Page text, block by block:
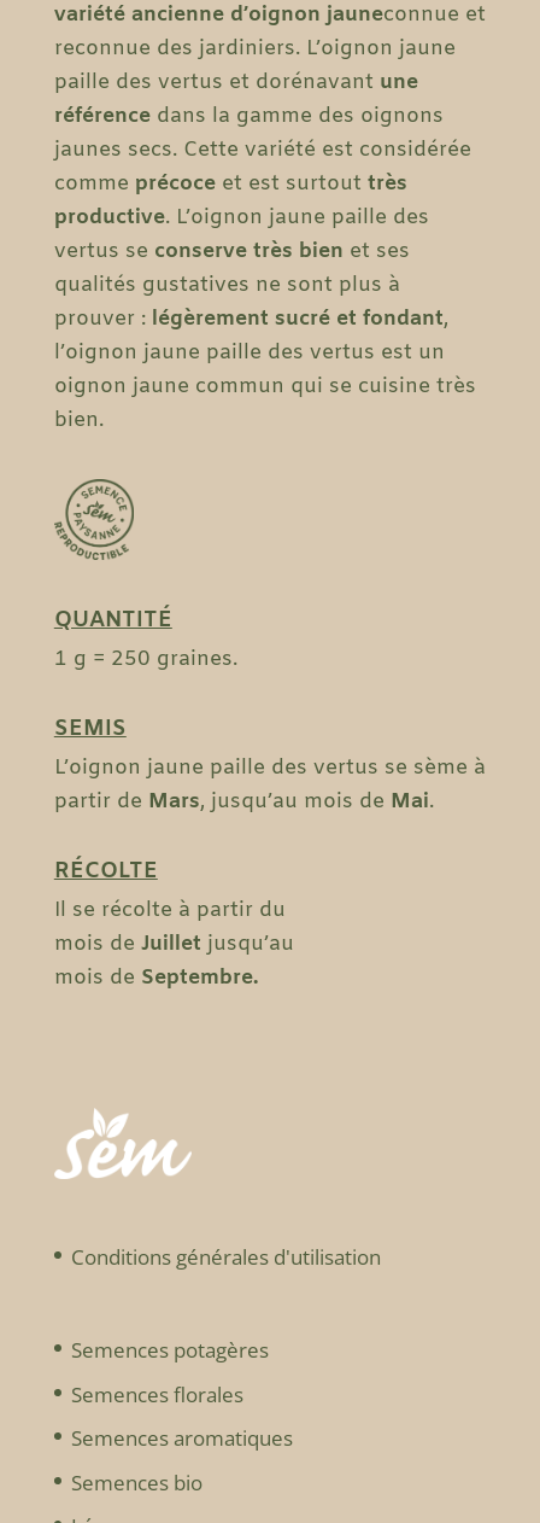
variété ancienne d’oignon jauneconnue et
reconnue des jardiniers. L’oignon jaune
paille des vertus et dorénavant une
référencedans la gamme des oignons
jaunes secs. Cette variété est considérée
comme précoceet est surtout très
productive. L’oignon jaune paille des
vertus se conserve très bien et ses
qualités gustatives ne sont plus à
prouver : légèrement sucré et fondant,
l’oignon jaune paille des vertus est un
oignon jaune commun qui se cuisine très
bien.
QUANTITÉ
1 g = 250 graines.
SEMIS
L’oignon jaune paille des vertus se sème à
partir de Mars, jusqu’au mois de Mai.
RÉCOLTE
Il se récolte à partir du
mois de Juillet jusqu’au
mois de Septembre.
Conditions générales d'utilisation
Semences potagères
Semences florales
Semences aromatiques
Semences bio